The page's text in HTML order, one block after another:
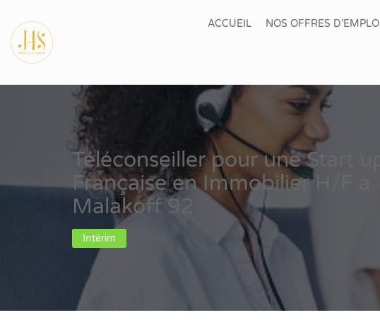
ACCUEIL NOS OFFRES D’EMPLOI
Téléconseiller pour une Start up
Française en Immobilier H/F à
Malakoff 92
Intérim